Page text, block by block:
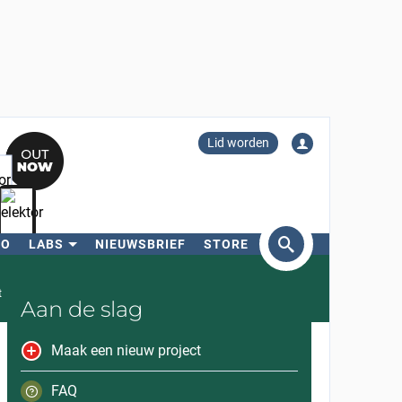
Lid worden
LABS NIEUWSBRIEF STORE
Aan de slag
Maak een nieuw project
FAQ